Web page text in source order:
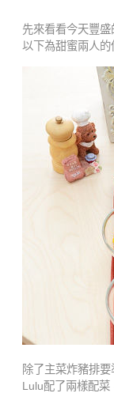
先來看看今天豐盛
以下為甜蜜兩人的
除了主菜炸豬排
Lulu配了兩樣配